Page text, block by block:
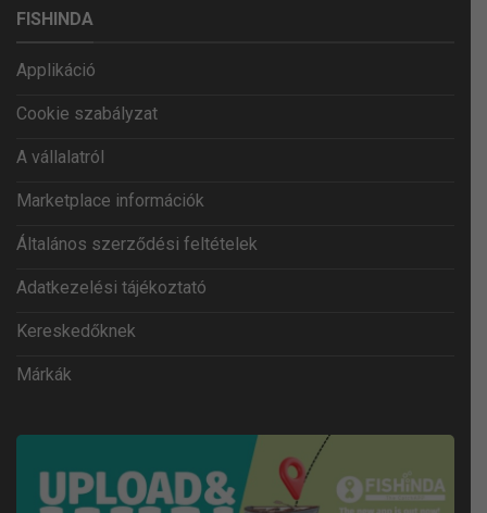
FISHINDA
Applikáció
Cookie szabályzat
A vállalatról
Marketplace információk
Általános szerződési feltételek
Adatkezelési tájékoztató
Kereskedőknek
Márkák